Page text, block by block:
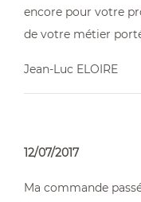
encore pour votre
de votre métier
Jean-Luc ELOIRE
12/07/2017
Ma commande